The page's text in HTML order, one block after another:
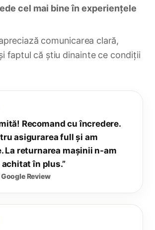
cel mai bine în experiențele
comunicarea clară,
faptul că știu dinainte ce condiții
Recomand cu încredere.
asigurarea full și am
La returnarea mașinii n-am
în plus.”
Review